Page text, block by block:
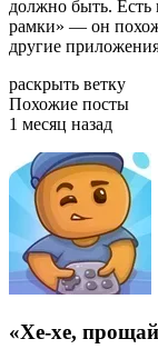
должно быть. Есть
рамки» — он
другие
раскрыть ветку
Похожие посты
1 месяц назад
«Хе-хе,